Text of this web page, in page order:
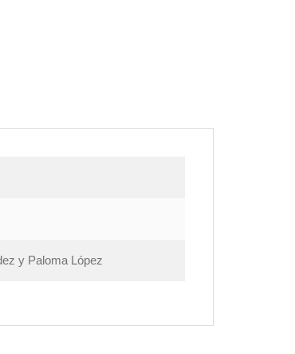
y Paloma López